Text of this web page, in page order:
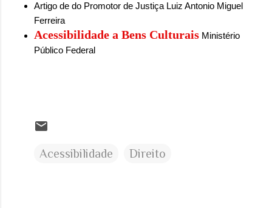
Artigo de do Promotor de Justiça Luiz Antonio Miguel
Ferreira
Acessibilidade a Bens Culturais Ministério
Público Federal
Acessibilidade Direito